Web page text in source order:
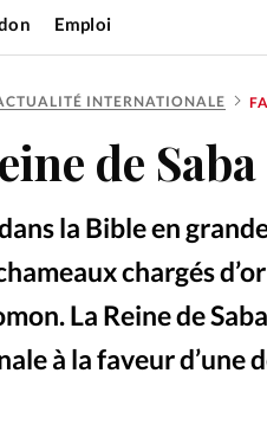
Emploi
Foi
INTERNATIONALE
de Saba
la Bible en
chargés
La Reine de
à la faveur d’une